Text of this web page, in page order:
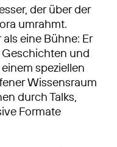
der über der
umrahmt.
eine Bühne: Er
und
speziellen
Wissensraum
durch Talks,
Formate